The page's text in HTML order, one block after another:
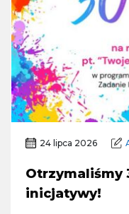
24 lipca 2026
Otrzymaliśmy
inicjatywy!